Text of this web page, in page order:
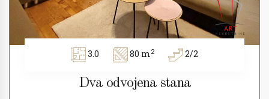
3.0 80 m2 2/2
Dva odvojena stana